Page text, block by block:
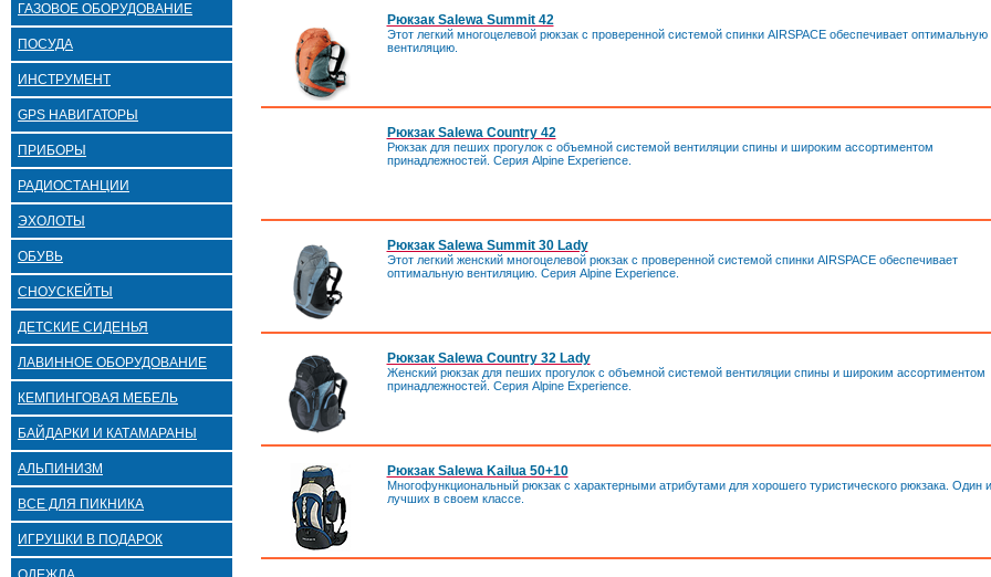
ГАЗОВОЕ ОБОРУДОВАНИЕ
ПОСУДА
ИНСТРУМЕНТ
GPS НАВИГАТОРЫ
ПРИБОРЫ
РАДИОСТАНЦИИ
ЭХОЛОТЫ
ОБУВЬ
СНОУСКЕЙТЫ
ДЕТСКИЕ СИДЕНЬЯ
ЛАВИННОЕ ОБОРУДОВАНИЕ
КЕМПИНГОВАЯ МЕБЕЛЬ
БАЙДАРКИ И КАТАМАРАНЫ
АЛЬПИНИЗМ
ВСЕ ДЛЯ ПИКНИКА
ИГРУШКИ В ПОДАРОК
Рюкзак Salewa Summit 42
Этот легкий многоцелевой рюкзак с проверенной системой спинки AIRSPACE обеспечивает оптимальную
вентиляцию.
Рюкзак Salewa Country 42
Рюкзак для пеших прогулок с объемной системой вентиляции спины и широким ассортиментом
принадлежностей. Cерия Alpine Experience.
Рюкзак Salewa Summit 30 Lady
Этот легкий женский многоцелевой рюкзак с проверенной системой спинки AIRSPACE обеспечивает
оптимальную вентиляцию. Cерия Alpine Experience.
Рюкзак Salewa Country 32 Lady
Женский рюкзак для пеших прогулок с объемной системой вентиляции спины и широким ассортиментом
принадлежностей. Cерия Alpine Experience.
Рюкзак Salewa Kailua 50+10
Многофункциональный рюкзак с характерными атрибутами для хорошего туристического рюкзака. Один
лучших в своем классе.